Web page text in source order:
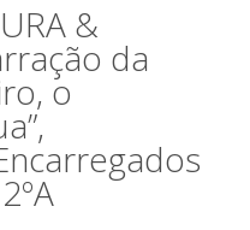
&
da
o